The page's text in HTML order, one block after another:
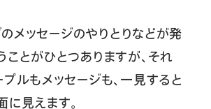
ッセージのやりとりなどが発
ことがひとつありますが、それ
プルもメッセージも、一見すると
に見えます。